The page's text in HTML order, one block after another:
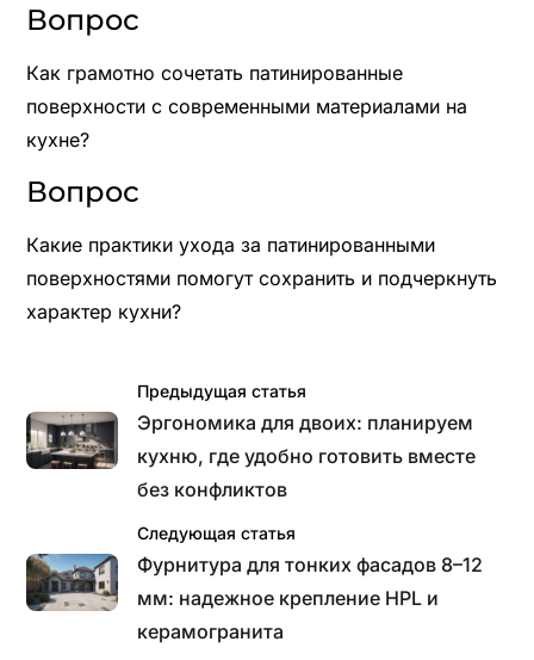
Вопрос
Как грамотно сочетать патинированные
поверхности с современными материалами на
кухне?
Вопрос
Какие практики ухода за патинированными
поверхностями помогут сохранить и подчеркнуть
характер кухни?
Предыдущая статья
Эргономика для двоих: планируем
кухню, где удобно готовить вместе
без конфликтов
Следующая статья
Фурнитура для тонких фасадов 8–12
мм: надежное крепление HPL и
керамогранита